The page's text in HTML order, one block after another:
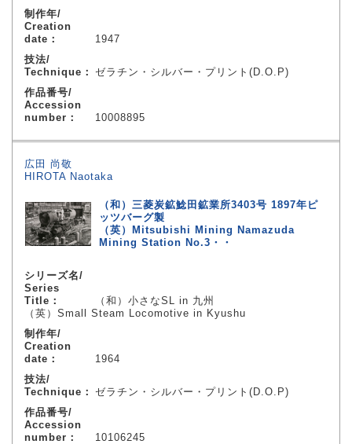
制作年/
Creation
date：
1947
技法/
Technique： ゼラチン・シルバー・プリント(D.O.P)
作品番号/
Accession
number：
10008895
広田 尚敬
HIROTA Naotaka
（和）三菱炭鉱鯰田鉱業所3403号 1897年ピ
ッツバーグ製
（英）Mitsubishi Mining Namazuda
Mining Station No.3・・
シリーズ名/
Series
Title：
（和）小さなSL in 九州
（英）Small Steam Locomotive in Kyushu
制作年/
Creation
date：
1964
技法/
Technique： ゼラチン・シルバー・プリント(D.O.P)
作品番号/
Accession
number：
10106245